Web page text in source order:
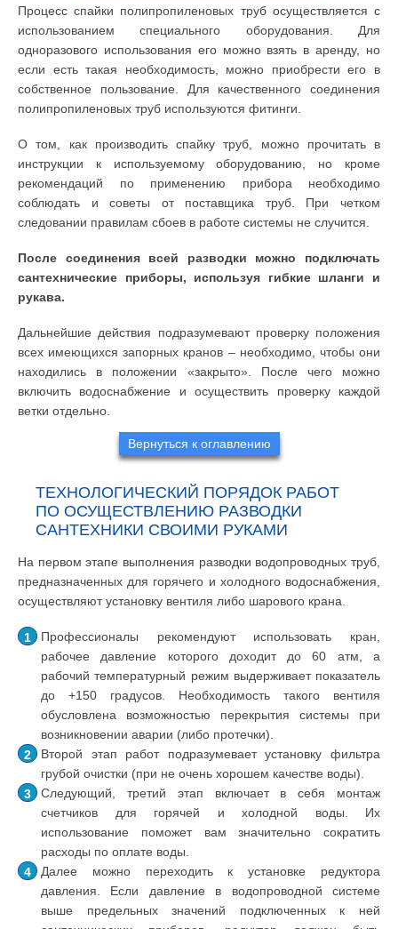
Процесс спайки полипропиленовых труб осуществляется с
использованием специального оборудования. Для
одноразового использования его можно взять в аренду, но
если есть такая необходимость, можно приобрести его в
собственное пользование. Для качественного соединения
полипропиленовых труб используются фитинги.
О том, как производить спайку труб, можно прочитать в
инструкции к используемому оборудованию, но кроме
рекомендаций по применению прибора необходимо
соблюдать и советы от поставщика труб. При четком
следовании правилам сбоев в работе системы не случится.
После соединения всей разводки можно подключать
сантехнические приборы, используя гибкие шланги и
рукава.
Дальнейшие действия подразумевают проверку положения
всех имеющихся запорных кранов – необходимо, чтобы они
находились в положении «закрыто». После чего можно
включить водоснабжение и осуществить проверку каждой
ветки отдельно.
Вернуться к оглавлению
ТЕХНОЛОГИЧЕСКИЙ ПОРЯДОК РАБОТ
ПО ОСУЩЕСТВЛЕНИЮ РАЗВОДКИ
САНТЕХНИКИ СВОИМИ РУКАМИ
На первом этапе выполнения разводки водопроводных труб,
предназначенных для горячего и холодного водоснабжения,
осуществляют установку вентиля либо шарового крана.
Профессионалы рекомендуют использовать кран,
рабочее давление которого доходит до 60 атм, а
рабочий температурный режим выдерживает показатель
до +150 градусов. Необходимость такого вентиля
обусловлена возможностью перекрытия системы при
возникновении аварии (либо протечки).
Второй этап работ подразумевает установку фильтра
грубой очистки (при не очень хорошем качестве воды).
Следующий, третий этап включает в себя монтаж
счетчиков для горячей и холодной воды. Их
использование поможет вам значительно сократить
расходы по оплате воды.
Далее можно переходить к установке редуктора
давления. Если давление в водопроводной системе
выше предельных значений подключенных к ней